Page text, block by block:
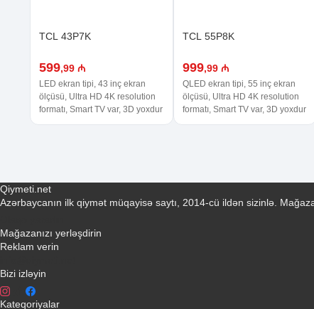
TCL 43P7K
599,99 ₼
LED ekran tipi, 43 inç ekran
ölçüsü, Ultra HD 4K resolution
formatı, Smart TV var, 3D yoxdur
TCL 55P8K
999,99 ₼
QLED ekran tipi, 55 inç ekran
ölçüsü, Ultra HD 4K resolution
formatı, Smart TV var, 3D yoxdur
Qiymeti.net
Azərbaycanın ilk qiymət müqayisə saytı, 2014-cü ildən sizinlə.
Mağazanızı yerləşdirin
Reklam verin
Bizi izləyin
Kateqoriyalar